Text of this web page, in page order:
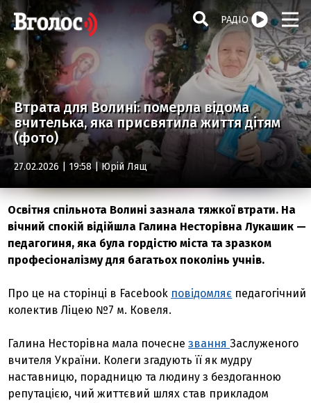
РАДІО
Втрата для Волині: померла відома
вчителька, яка присвятила життя дітям
(фото)
27.02.2026 | 19:58 |Юрій Лящ
Освітня спільнота Волині зазнала тяжкої втрати. На
вічний спокій відійшла Галина Несторівна Лукашик —
педагогиня, яка була гордістю міста та зразком
професіоналізму для багатьох поколінь учнів.
Про це на сторінці в Facebook повідомляє педагогічний
колектив Ліцею №7 м. Ковеля.
Галина Несторівна мала почеснезванняЗаслуженого
вчителя України. Колеги згадують її як мудру
наставницю, порадницю та людину з бездоганною
репутацією, чий життєвий шлях став прикладом